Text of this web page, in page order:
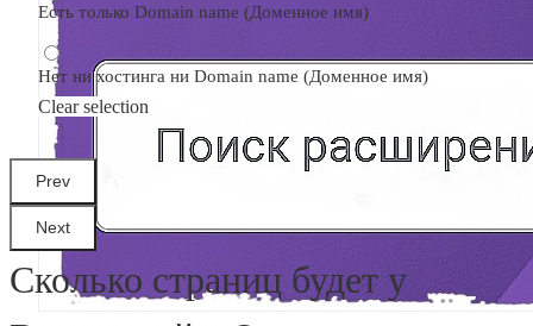
Есть только Domain name (Доменное имя)
Нет ни хостинга ни Domain name (Доменное имя)
Clear selection
Сколько страниц будет у